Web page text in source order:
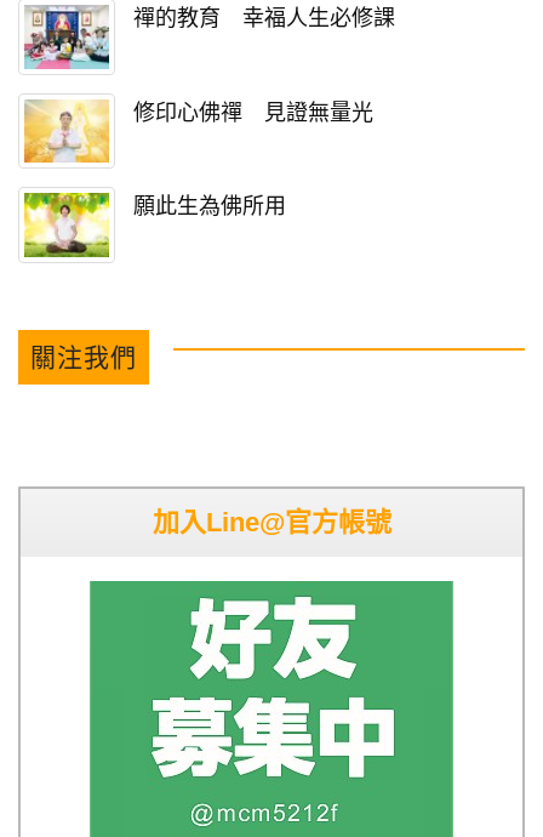
禪的教育 幸福人生必修課
修印心佛禪 見證無量光
願此生為佛所用
關注我們
加入Line@官方帳號